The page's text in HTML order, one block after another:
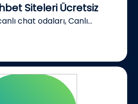
Siteleri Ücretsiz
chat odaları, Canlı...